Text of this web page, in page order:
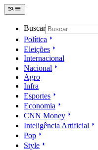
Buscar
Política
Eleições
Internacional
Nacional
Agro
Infra
Esportes
Economia
CNN Money
Inteligência Artificial
Pop
Style